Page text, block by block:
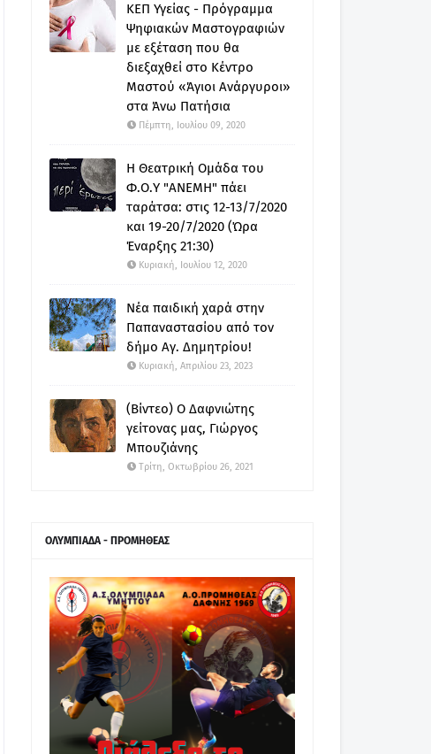
ΚΕΠ Υγείας - Πρόγραμμα
Ψηφιακών Μαστογραφιών
με εξέταση που θα
διεξαχθεί στο Κέντρο
Μαστού «Άγιοι Ανάργυροι»
στα Άνω Πατήσια
Πέμπτη, Ιουλίου 09, 2020
Η Θεατρική Ομάδα του
Φ.Ο.Υ "ΑΝΕΜΗ" πάει
ταράτσα: στις 12-13/7/2020
και 19-20/7/2020 (Ώρα
Έναρξης 21:30)
Κυριακή, Ιουλίου 12, 2020
Νέα παιδική χαρά στην
Παπαναστασίου από τον
δήμο Αγ. Δημητρίου!
Κυριακή, Απριλίου 23, 2023
(Βίντεο) Ο Δαφνιώτης
γείτονας μας, Γιώργος
Μπουζιάνης
Τρίτη, Οκτωβρίου 26, 2021
ΟΛΥΜΠΙΑΔΑ - ΠΡΟΜΗΘΕΑΣ